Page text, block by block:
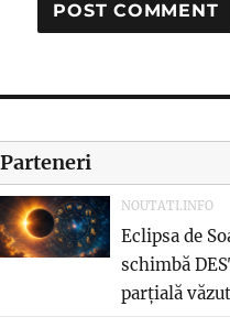
Parteneri
NOUTATI.INFO
Eclipsa de
schimbă
parțială